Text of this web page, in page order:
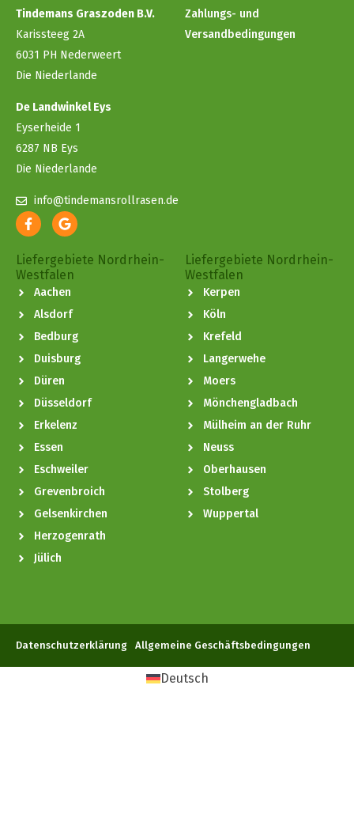
Tindemans Graszoden B.V.
Karissteeg 2A
6031 PH Nederweert
Die Niederlande
De Landwinkel Eys
Eyserheide 1
6287 NB Eys
Die Niederlande
info@tindemansrollrasen.de
Zahlungs- und
Versandbedingungen
Liefergebiete Nordrhein-
Westfalen
Aachen
Alsdorf
Bedburg
Duisburg
Düren
Düsseldorf
Erkelenz
Essen
Eschweiler
Grevenbroich
Gelsenkirchen
Herzogenrath
Jülich
Liefergebiete Nordrhein-
Westfalen
Kerpen
Köln
Krefeld
Langerwehe
Moers
Mönchengladbach
Mülheim an der Ruhr
Neuss
Oberhausen
Stolberg
Wuppertal
Datenschutzerklärung Allgemeine Geschäftsbedingungen
Deutsch